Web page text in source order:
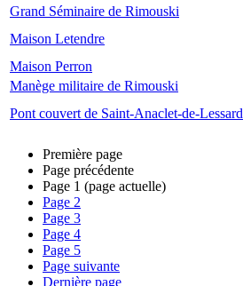
Grand Séminaire de Rimouski
Maison Letendre
Maison Perron
Manège militaire de Rimouski
Pont couvert de Saint-Anaclet-de-Lessard
Première page
Page précédente
Page 1 (page actuelle)
Page 2
Page 3
Page 4
Page 5
Page suivante
Dernière page